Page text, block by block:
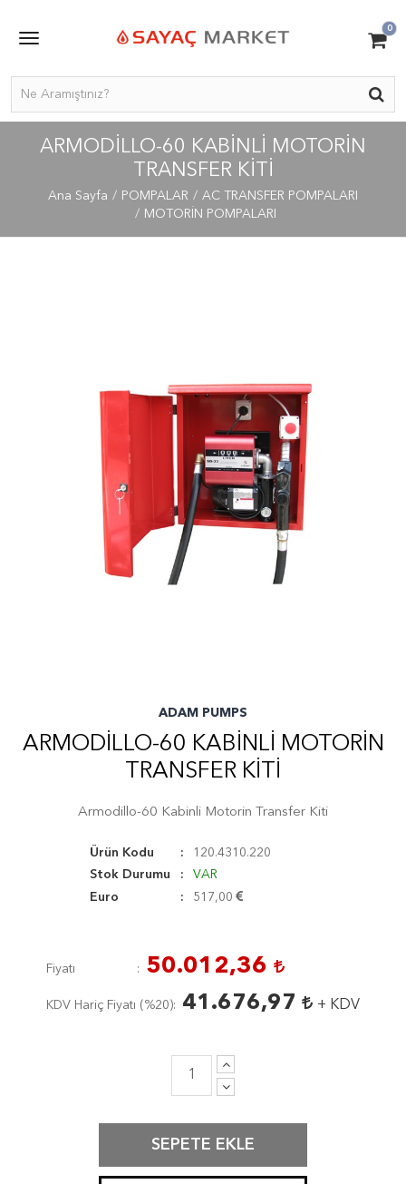
0
ARMODILLO-60 KABINLI MOTORIN
TRANSFER KITI
Ana Sayfa POMPALAR
AC TRANSFER POMPALARI
MOTORİN POMPALARI
ADAM PUMPS
ARMODILLO-60 KABINLI MOTORIN
TRANSFER KITI
Armodillo-60 Kabinli Motorin Transfer Kiti
Ürün Kodu
120.4310.220
Stok Durumu
VAR
Euro
517,00
Fiyatı 50.012,36
KDV Hariç Fiyatı ( %20 ) 41.676,97 + KDV
SEPETE EKLE